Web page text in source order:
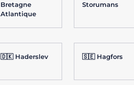
Bretagne
Atlantique
Storumans
🇩🇰 Haderslev 🇸🇪 Hagfors